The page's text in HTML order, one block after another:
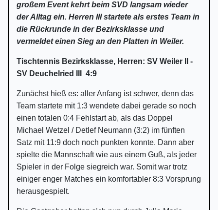
großem Event kehrt beim SVD langsam wieder
der Alltag ein. Herren III startete als erstes Team in
die Rückrunde in der Bezirksklasse und
vermeldet einen Sieg an den Platten in Weiler.
Tischtennis Bezirksklasse, Herren: SV Weiler II -
SV Deuchelried III 4:9
Zunächst hieß es: aller Anfang ist schwer, denn das
Team startete mit 1:3 wendete dabei gerade so noch
einen totalen 0:4 Fehlstart ab, als das Doppel
Michael Wetzel / Detlef Neumann (3:2) im fünften
Satz mit 11:9 doch noch punkten konnte. Dann aber
spielte die Mannschaft wie aus einem Guß, als jeder
Spieler in der Folge siegreich war. Somit war trotz
einiger enger Matches ein komfortabler 8:3 Vorsprung
herausgespielt.